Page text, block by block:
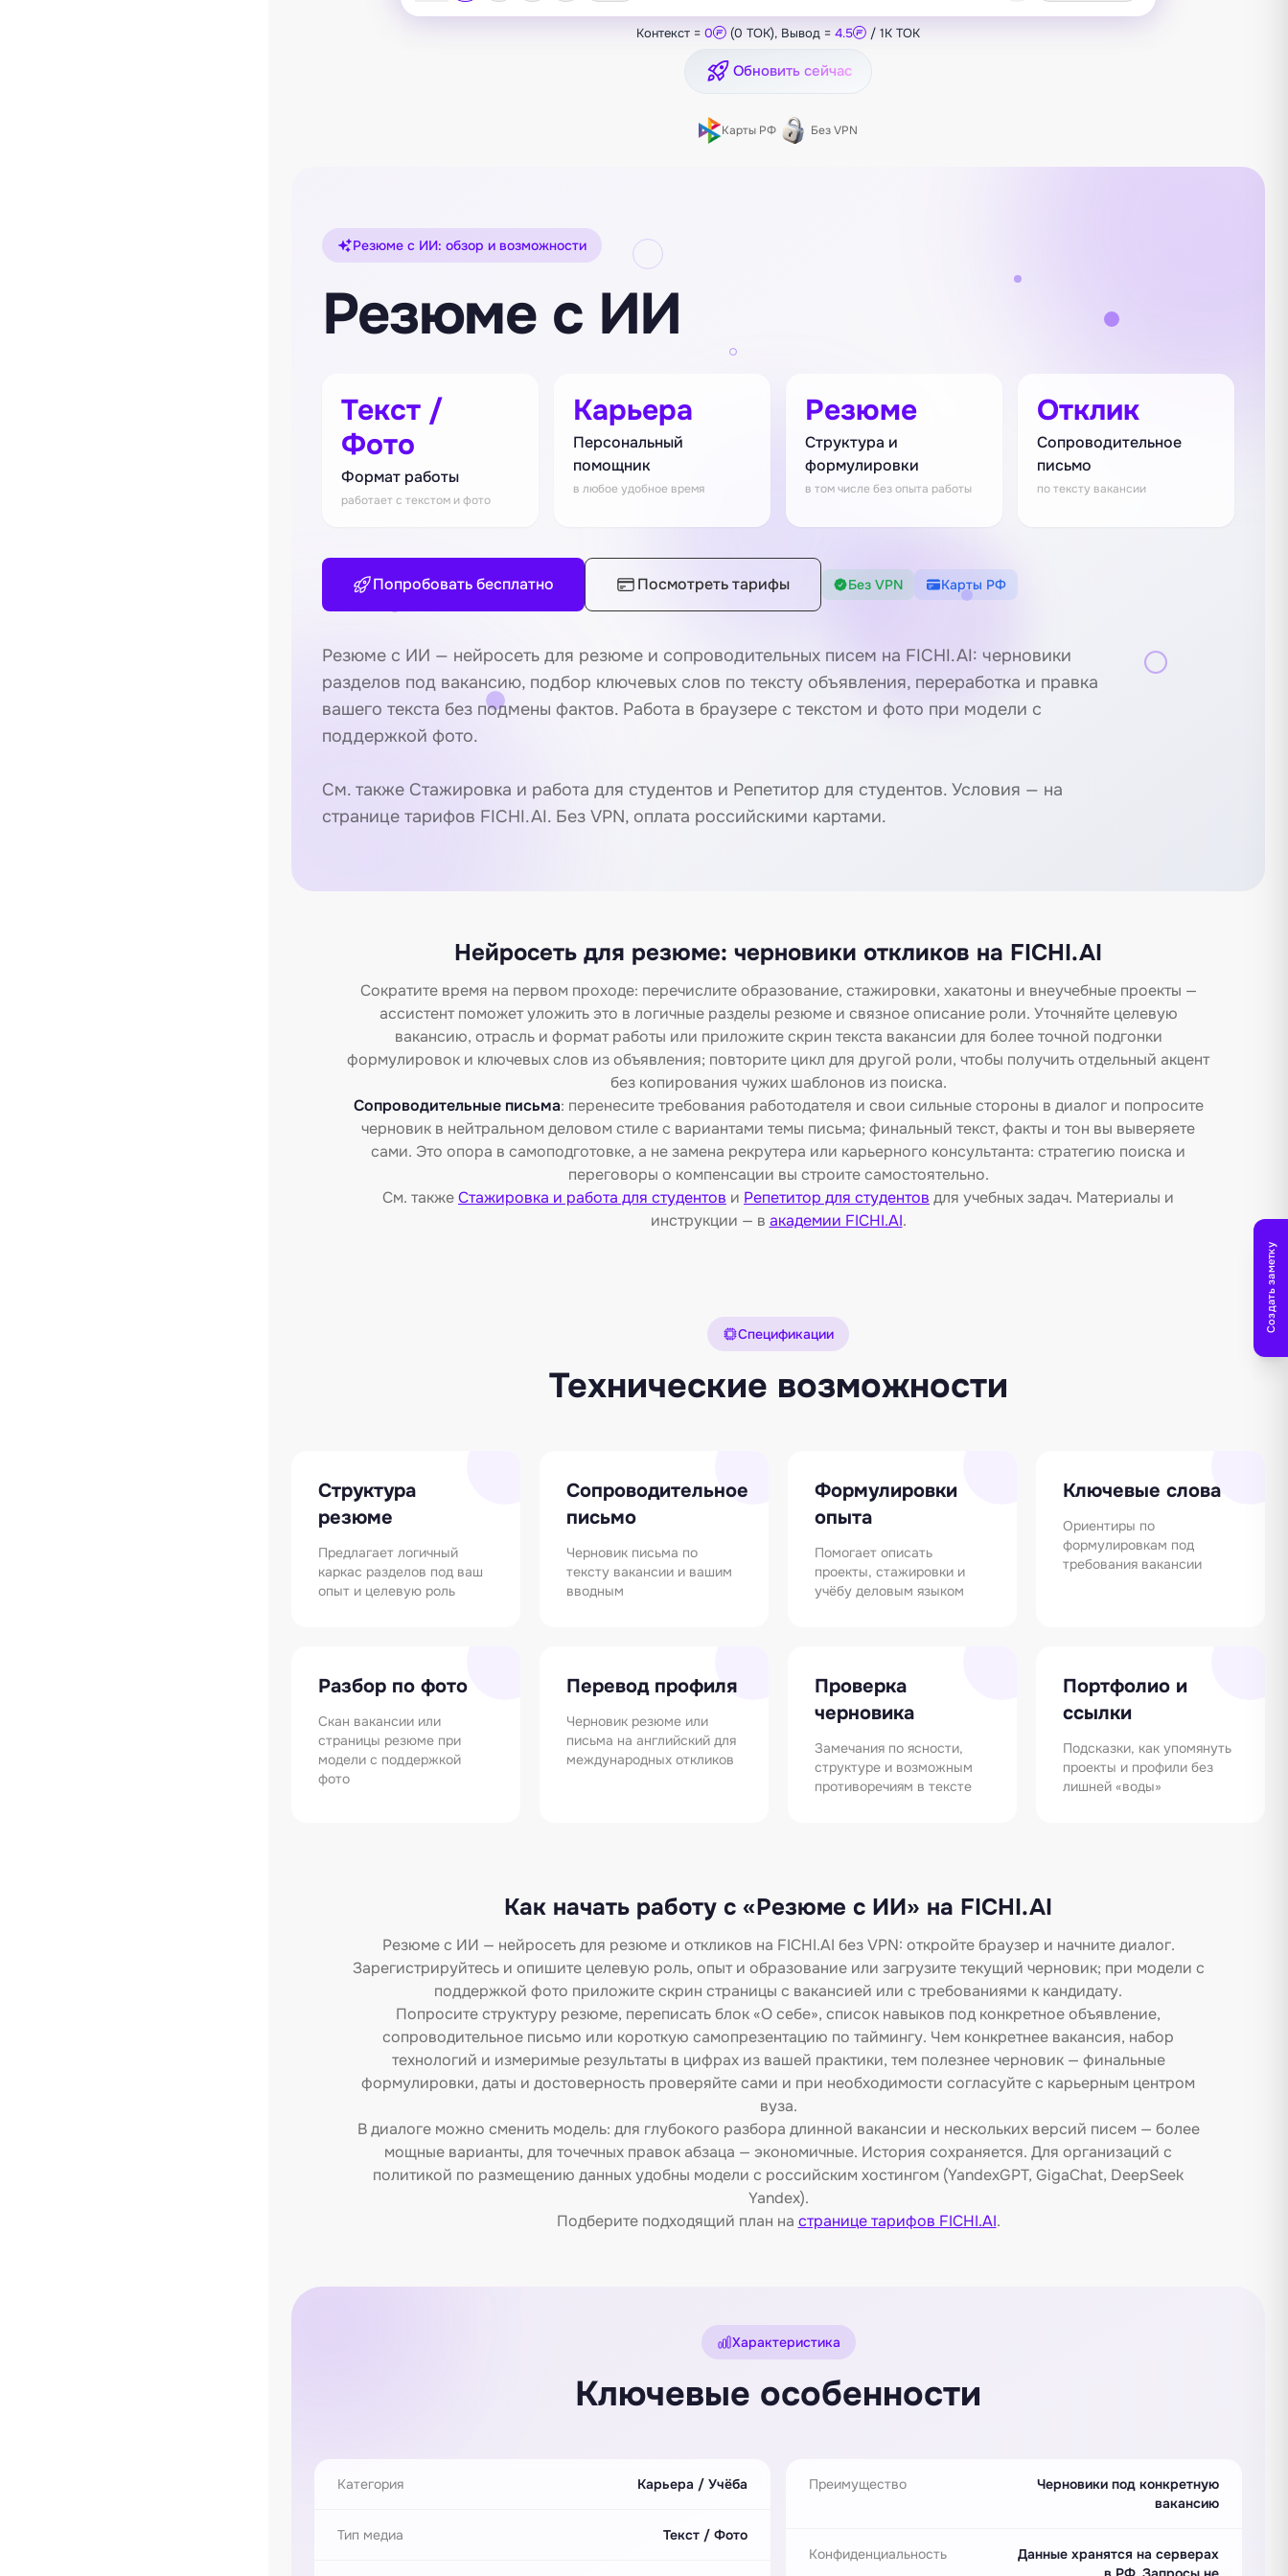
Контекст = 0 (0 TOK), Вывод = 4.5 / 1K TOK
Обновить сейчас
Карты РФ Без VPN
Резюме с ИИ: обзор и возможности
Резюме с ИИ
Текст /
Фото
Формат работы
работает с текстом и фото
Карьера
Персональный
помощник
в любое удобное время
Резюме
Структура и
формулировки
в том числе без опыта работы
Отклик
Сопроводительное
письмо
по тексту вакансии
Попробовать бесплатно Посмотреть тарифы Без VPN Карты РФ
Резюме с ИИ — нейросеть для резюме и сопроводительных писем на FICHI.AI: черновики
разделов под вакансию, подбор ключевых слов по тексту объявления, переработка и правка
вашего текста без подмены фактов. Работа в браузере с текстом и фото при модели с
поддержкой фото.
См. также Стажировка и работа для студентов и Репетитор для студентов. Условия — на
странице тарифов FICHI.AI. Без VPN, оплата российскими картами.
Нейросеть для резюме: черновики откликов на FICHI.AI
Сократите время на первом проходе: перечислите образование, стажировки, хакатоны и внеучебные проекты —
ассистент поможет уложить это в логичные разделы резюме и связное описание роли. Уточняйте целевую
вакансию, отрасль и формат работы или приложите скрин текста вакансии для более точной подгонки
формулировок и ключевых слов из объявления; повторите цикл для другой роли, чтобы получить отдельный акцент
без копирования чужих шаблонов из поиска.
Сопроводительные письма: перенесите требования работодателя и свои сильные стороны в диалог и попросите
черновик в нейтральном деловом стиле с вариантами темы письма; финальный текст, факты и тон вы выверяете
сами. Это опора в самоподготовке, а не замена рекрутера или карьерного консультанта: стратегию поиска и
переговоры о компенсации вы строите самостоятельно.
См. такжеСтажировка и работа для студентов и Репетитор для студентов для учебных задач. Материалы и
инструкции — в академии FICHI.AI.
Спецификации
Технические возможности
Структура
резюме
Предлагает логичный
каркас разделов под ваш
опыт и целевую роль
Сопроводительное
письмо
Черновик письма по
тексту вакансии и вашим
вводным
Формулировки
опыта
Помогает описать
проекты, стажировки и
учёбу деловым языком
Ключевые слова
Ориентиры по
формулировкам под
требования вакансии
Разбор по фото
Скан вакансии или
страницы резюме при
модели с поддержкой
фото
Перевод профиля
Черновик резюме или
письма на английский для
международных откликов
Проверка
черновика
Замечания по ясности,
структуре и возможным
противоречиям в тексте
Портфолио и
ссылки
Подсказки, как упомянуть
проекты и профили без
лишней «воды»
Как начать работу с «Резюме с ИИ» на FICHI.AI
Резюме с ИИ — нейросеть для резюме и откликов на FICHI.AI без VPN: откройте браузер и начните диалог.
Зарегистрируйтесь и опишите целевую роль, опыт и образование или загрузите текущий черновик; при модели с
поддержкой фото приложите скрин страницы с вакансией или с требованиями к кандидату.
Попросите структуру резюме, переписать блок «О себе», список навыков под конкретное объявление,
сопроводительное письмо или короткую самопрезентацию по таймингу. Чем конкретнее вакансия, набор
технологий и измеримые результаты в цифрах из вашей практики, тем полезнее черновик — финальные
формулировки, даты и достоверность проверяйте сами и при необходимости согласуйте с карьерным центром
вуза.
В диалоге можно сменить модель: для глубокого разбора длинной вакансии и нескольких версий писем — более
мощные варианты, для точечных правок абзаца — экономичные. История сохраняется. Для организаций с
политикой по размещению данных удобны модели с российским хостингом (YandexGPT, GigaChat, DeepSeek
Yandex).
Подберите подходящий план на странице тарифов FICHI.AI.
Характеристика
Ключевые особенности
Категория Карьера / Учёба
Тип медиа Текст / Фото
Преимущество
Черновики под конкретную
вакансию
Конфиденциальность
Данные хранятся на серверах
Создать заметку